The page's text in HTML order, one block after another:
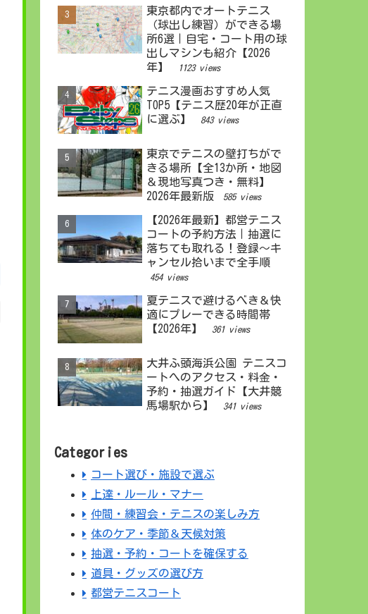
東京都内でオートテニス
（球出し練習）ができる場
所6選｜自宅・コート用の球
出しマシンも紹介【2026
年】
1123 views
テニス漫画おすすめ人気
TOP5【テニス歴20年が正直
に選ぶ】
843 views
東京でテニスの壁打ちがで
きる場所【全13か所・地図
＆現地写真つき・無料】
2026年最新版
585 views
【2026年最新】都営テニス
コートの予約方法｜抽選に
落ちても取れる！登録〜キ
ャンセル拾いまで全手順
454 views
夏テニスで避けるべき＆快
適にプレーできる時間帯
【2026年】
361 views
大井ふ頭海浜公園 テニスコ
ートへのアクセス・料金・
予約・抽選ガイド【大井競
馬場駅から】
341 views
Categories
コート選び・施設で選ぶ
上達・ルール・マナー
仲間・練習会・テニスの楽しみ方
体のケア・季節＆天候対策
抽選・予約・コートを確保する
道具・グッズの選び方
都営テニスコート